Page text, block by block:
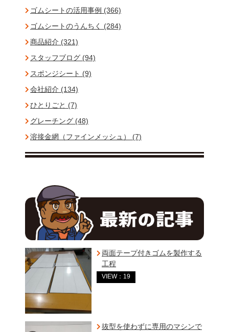
ゴムシートの活用事例 (366)
ゴムシートのうんちく (284)
商品紹介 (321)
スタッフブログ (94)
スポンジシート (9)
会社紹介 (134)
ひとりごと (7)
グレーチング (48)
溶接金網（ファインメッシュ） (7)
両面テープ付きゴムを製作する
工程
VIEW：19
抜型を使わずに専用のマシンで